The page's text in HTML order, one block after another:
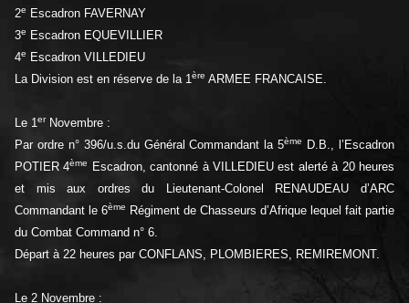
2e
Escadron FAVERNAY
3e
Escadron EQUEVILLIER
4e
Escadron VILLEDIEU
La Division est en réserve de la 1ère ARMEE FRANCAISE.
Le 1erNovembre :
Par ordre n° 396/u.s.du Général Commandant la 5ème
D.B., l’Escadron
POTIER 4ème
Escadron, cantonné à VILLEDIEU est alerté à 20 heures
et mis aux ordres du Lieutenant-Colonel RENAUDEAU d’ARC
Commandant le 6ème
Régiment de Chasseurs d’Afrique lequel fait partie
du Combat Command n° 6.
Départ à 22 heures par CONFLANS, PLOMBIERES, REMIREMONT.
Le 2 Novembre :